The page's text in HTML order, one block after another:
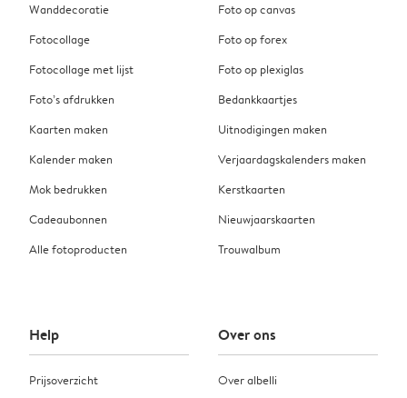
Wanddecoratie
Fotocollage
Fotocollage met lijst
Foto’s afdrukken
Kaarten maken
Kalender maken
Mok bedrukken
Cadeaubonnen
Alle fotoproducten
Foto op canvas
Foto op forex
Foto op plexiglas
Bedankkaartjes
Uitnodigingen maken
Verjaardagskalenders maken
Kerstkaarten
Nieuwjaarskaarten
Trouwalbum
Help
Prijsoverzicht
Over ons
Over albelli